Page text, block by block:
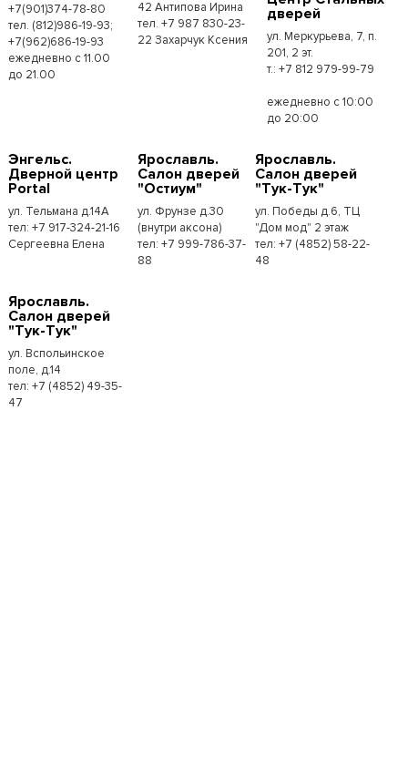
+7(901)374-78-80
тел. (812)986-19-93;
+7(962)686-19-93
ежедневно с 11.00
до 21.00
42 Антипова Ирина
тел. +7 987 830-23-
22 Захарчук Ксения
дверей
ул. Меркурьева, 7, п.
201, 2 эт.
т.: +7 812 979-99-79
ежедневно с 10:00
до 20:00
Энгельс.
Дверной центр
Portal
ул. Тельмана д.14А
тел: +7 917-324-21-16
Сергеевна Елена
Ярославль.
Салон дверей
"Остиум"
ул. Фрунзе д.30
(внутри аксона)
тел: +7 999-786-37-
88
Ярославль.
Салон дверей
"Тук-Тук"
ул. Победы д.6, ТЦ
"Дом мод" 2 этаж
тел: +7 (4852) 58-22-
48
Ярославль.
Салон дверей
"Тук-Тук"
ул. Вспольинское
поле, д.14
тел: +7 (4852) 49-35-
47